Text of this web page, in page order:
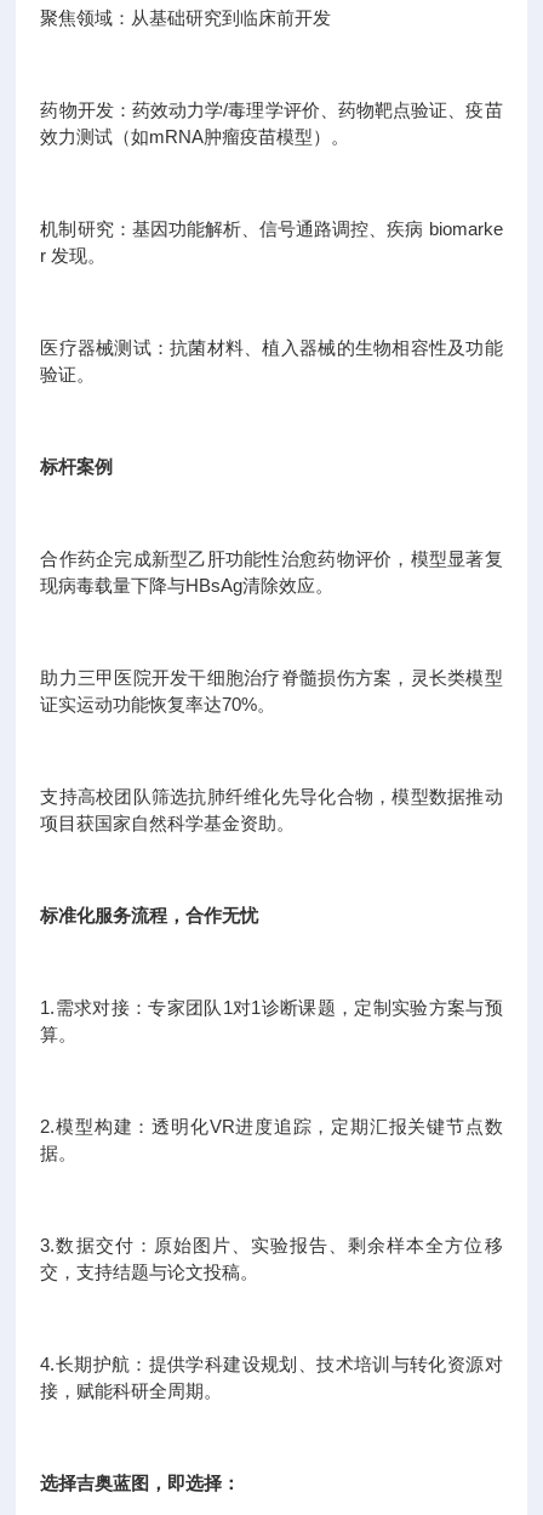
聚焦领域：从基础研究到临床前开发
药物开发：药效动力学/毒理学评价、药物靶点验证、疫苗
效力测试（如mRNA肿瘤疫苗模型）。
机制研究：基因功能解析、信号通路调控、疾病 biomarke
r 发现。
医疗器械测试：抗菌材料、植入器械的生物相容性及功能
验证。
标杆案例
合作药企完成新型乙肝功能性治愈药物评价，模型显著复
现病毒载量下降与HBsAg清除效应。
助力三甲医院开发干细胞治疗脊髓损伤方案，灵长类模型
证实运动功能恢复率达70%。
支持高校团队筛选抗肺纤维化先导化合物，模型数据推动
项目获国家自然科学基金资助。
标准化服务流程，合作无忧
1.需求对接：专家团队1对1诊断课题，定制实验方案与预
算。
2.模型构建：透明化VR进度追踪，定期汇报关键节点数
据。
3.数据交付：原始图片、实验报告、剩余样本全方位移
交，支持结题与论文投稿。
4.长期护航：提供学科建设规划、技术培训与转化资源对
接，赋能科研全周期。
选择吉奥蓝图，即选择：